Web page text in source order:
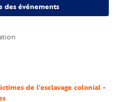
des événements
de l'esclavage colonial -